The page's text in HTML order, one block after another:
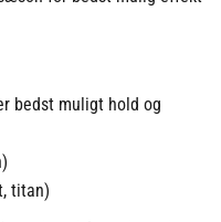
bedst muligt hold og
titan)